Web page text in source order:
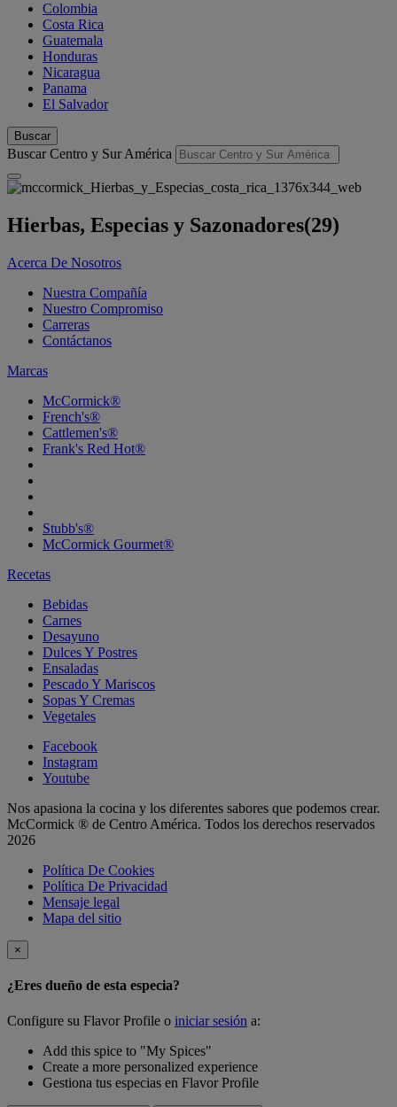
Colombia
Costa Rica
Guatemala
Honduras
Nicaragua
Panama
El Salvador
Buscar
Buscar Centro y Sur América
Hierbas, Especias y Sazonadores(29)
Acerca De Nosotros
Nuestra Compañía
Nuestro Compromiso
Carreras
Contáctanos
Marcas
McCormick®
French's®
Cattlemen's®
Frank's Red Hot®
Stubb's®
McCormick Gourmet®
Recetas
Bebidas
Carnes
Desayuno
Dulces Y Postres
Ensaladas
Pescado Y Mariscos
Sopas Y Cremas
Vegetales
Facebook
Instagram
Youtube
Nos apasiona la cocina y los diferentes sabores que podemos crear.
McCormick ® de Centro América. Todos los derechos reservados
2026
Política De Cookies
Política De Privacidad
Mensaje legal
Mapa del sitio
×
¿Eres dueño de esta especia?
Configure su Flavor Profile o iniciar sesión a:
Add this spice to "My Spices"
Create a more personalized experience
Gestiona tus especias en Flavor Profile